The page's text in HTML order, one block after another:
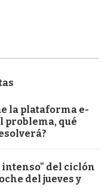
la plataforma e-
problema, qué
intenso" del ciclón
del jueves y